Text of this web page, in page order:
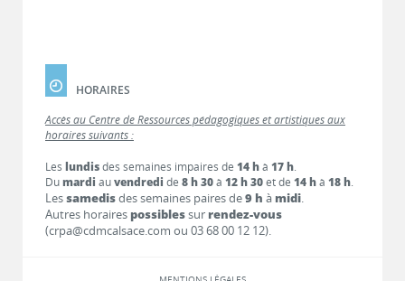
HORAIRES
Accès au Centre de Ressources pédagogiques et artistiques aux
horaires suivants :
Les lundisdes semaines impaires de 14 hà 17 h.
Dumardi auvendredi de 8 h 30à 12 h 30et de 14 hà 18 h.
Lessamedisdes semaines paires de9 h à midi.
Autres horaires possiblessur rendez-vous
(crpa@cdmcalsace.com ou 03 68 00 12 12).